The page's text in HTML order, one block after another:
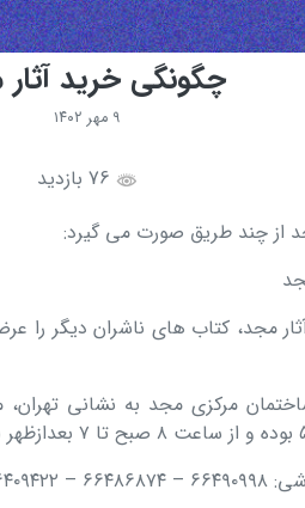
چگونگی خرید
۹ مهر ۱۴۰۲
از چند طریق صورت می گیرد:
مرکزی مجد به نشانی تهران،
۶۶۹۵۰۸۴۱